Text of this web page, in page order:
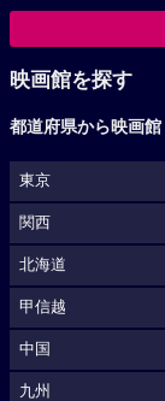
映画館を探す
都道府県から映画館
東京
関西
北海道
甲信越
中国
九州